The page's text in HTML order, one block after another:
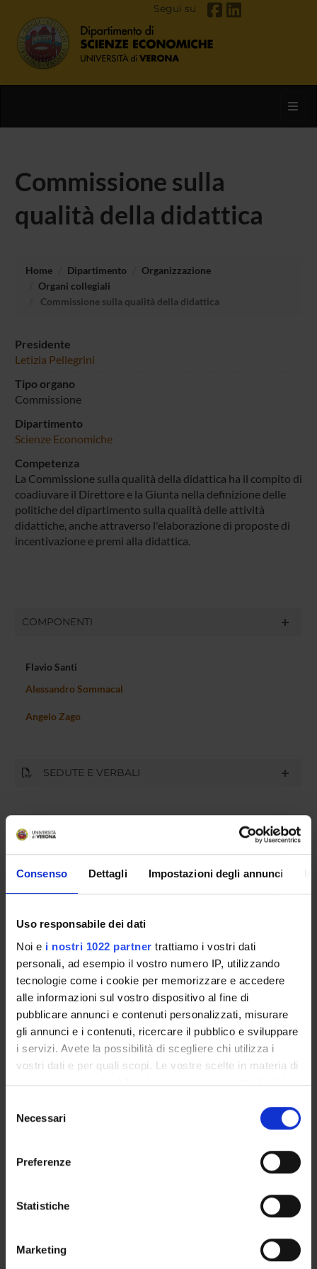
Consenso Dettagli Impostazioni degli annunci
Uso responsabile dei dati
Noi e i nostri 1022 partner trattiamo i vostri dati
personali, ad esempio il vostro numero IP, utilizzando
tecnologie come i cookie per memorizzare e accedere
alle informazioni sul vostro dispositivo al fine di
pubblicare annunci e contenuti personalizzati, misurare
gli annunci e i contenuti, ricercare il pubblico e sviluppare
i servizi. Avete la possibilità di scegliere chi utilizza i
vostri dati e per quali scopi. Le vostre scelte in materia di
privacy sono applicabili solo su questa proprietà digitale
modificare o revocare il proprio consenso in qualsiasi
momento dalla Dichiarazione sui cookie o facendo clic
raccogliere informazioni sulla tua posizione
geografica, con un'approssimazione di qualche
Identificare il tuo dispositivo, scansionandolo
delNecessari
Preferenze
Statistiche
Marketing
Segui su
Commissione sulla
qualità della didattica
Home Dipartimento
Organizzazione
Organi collegiali
Commissione sulla qualità della didattica
Presidente
Letizia Pellegrini
Tipo organo
Commissione
Dipartimento
Scienze Economiche
Competenza
La Commissione sulla qualità della didattica ha il compito di
coadiuvare il Direttore e la Giunta nella definizione delle
politiche del dipartimento sulla qualità delle attività
didattiche, anche attraverso l'elaborazione di proposte di
incentivazione e premi alla didattica.
COMPONENTI
Flavio Santi
Alessandro Sommacal
Angelo Zago
SEDUTE E VERBALI
GOVERNANCE
UFFICI E STRUTTURE DI SERVIZIO
SERVIZI DI SEGRETERIA STUDENTI
STRUTTURE DEL DIPARTIMENTO
LABORATORI DI RICERCA
CENTRI DI RICERCA
Contatti
Luoghi